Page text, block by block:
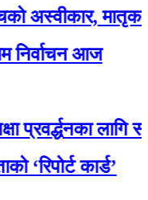
मातृका
आज
लागि स्रोत
कार्ड’